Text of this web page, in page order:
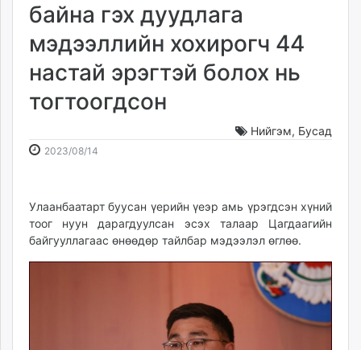
dorgio.mn
Gogo.mn
caak.mn
news.mn
zindaa.mn
tovch.mn
Livetv.mn
Eguur.mn
24tsag.mn
shuud.mn
байна гэх дуудлага
мэдээллийн хохирогч 44
настай эрэгтэй болох нь
тогтоогдсон
Нийгэм, Бусад
2023/08/14
10:55:27
10:10:35
Улаанбаатарт буусан үерийн үеэр амь үрэгдсэн хүний
тоог нуун дарагдуулсан эсэх талаар Цагдаагийн
байгууллагаас өнөөдөр тайлбар мэдээлэл өглөө.